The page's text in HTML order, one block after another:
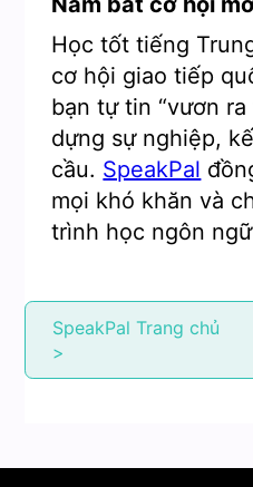
Học tốt tiếng
cơ hội giao tiếp
bạn tự tin “vươn
dựng sự nghiệp,
cầu. SpeakPal
mọi khó khăn và
trình học ngôn
SpeakPal Trang chủ
>